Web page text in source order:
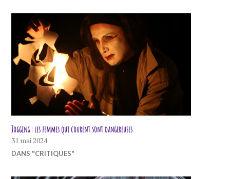
Jogging : les femmes qui courent sont dangereuses
31 mai 2024
DANS "CRITIQUES"